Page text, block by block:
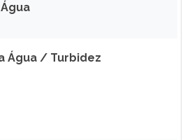
Água / Turbidez